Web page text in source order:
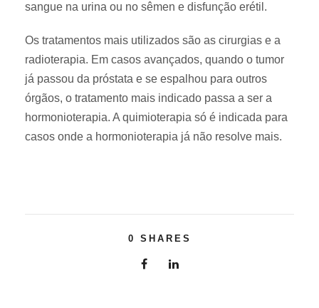
sangue na urina ou no sêmen e disfunção erétil.
Os tratamentos mais utilizados são as cirurgias e a
radioterapia. Em casos avançados, quando o tumor
já passou da próstata e se espalhou para outros
órgãos, o tratamento mais indicado passa a ser a
hormonioterapia. A quimioterapia só é indicada para
casos onde a hormonioterapia já não resolve mais.
0 SHARES